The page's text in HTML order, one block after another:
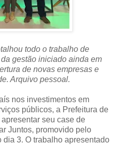
todo o trabalho de
gestão iniciado ainda em
de novas empresas e
Arquivo pessoal.
nos investimentos em
públicos, a Prefeitura de
seu case de
Juntos, promovido pelo
3. O trabalho apresentado